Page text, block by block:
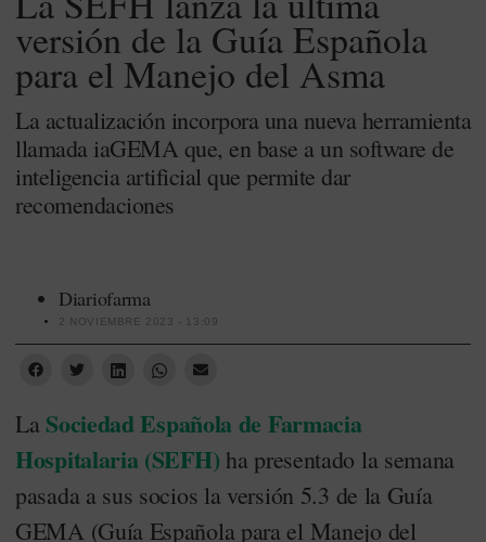
versión de la Guía Española
para el Manejo del Asma
La actualización incorpora una nueva herramienta
llamada iaGEMA que, en base a un software de
inteligencia artificial que permite dar
recomendaciones
Diariofarma
2 NOVIEMBRE 2023 - 13:09
La Sociedad Española de Farmacia
Hospitalaria (SEFH) ha presentado la semana
pasada a sus socios la versión 5.3 de la Guía
GEMA (Guía Española para el Manejo del